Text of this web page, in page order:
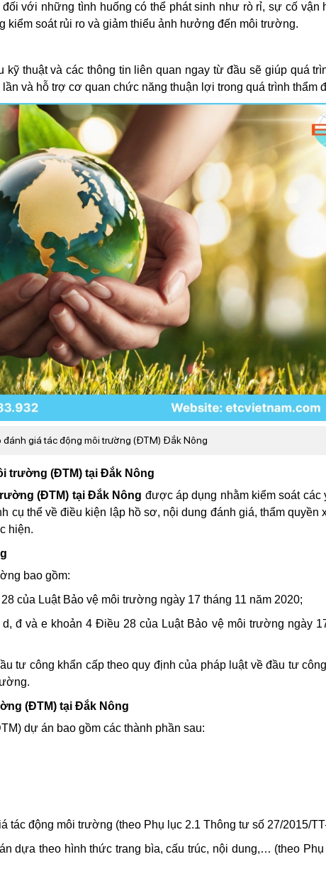
với những tình huống có thể phát sinh như rò rỉ, sự cố vận
kiểm soát rủi ro và giảm thiểu ảnh hưởng đến môi trường.
thuật và các thông tin liên quan ngay từ đầu sẽ giúp quá
và hỗ trợ cơ quan chức năng thuận lợi trong quá trình thẩm
đánh giá tác động môi trường (ĐTM) Đắk Nông
trường (ĐTM) tại Đắk Nông
(ĐTM) tại Đắk Nông được áp dụng nhằm kiểm soát các
thể về điều kiện lập hồ sơ, nội dung đánh giá, thẩm quyền
hiện.
bao gồm:
của Luật Bảo vệ môi trường ngày 17 tháng 11 năm 2020;
đ và e khoản 4 Điều 28 của Luật Bảo vệ môi trường ngày
tư công khẩn cấp theo quy định của pháp luật về đầu tư
(ĐTM) tại Đắk Nông
dự án bao gồm các thành phần sau:
tác động môi trường (theo Phụ lục 2.1 Thông tư số 27/2015/
dựa theo hình thức trang bìa, cấu trúc, nội dung,… (theo Phụ